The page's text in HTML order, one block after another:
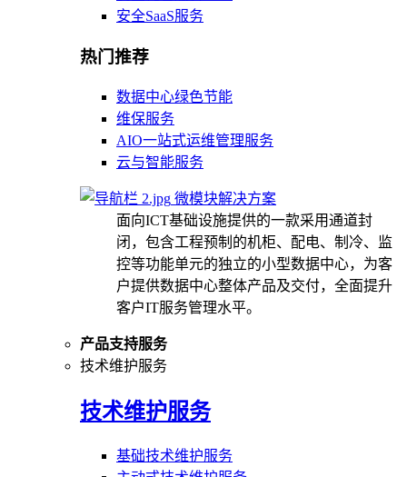
安全SaaS服务
热门推荐
数据中心绿色节能
维保服务
AIO一站式运维管理服务
云与智能服务
微模块解决方案
面向ICT基础设施提供的一款采用通道封
闭，包含工程预制的机柜、配电、制冷、监
控等功能单元的独立的小型数据中心，为客
户提供数据中心整体产品及交付，全面提升
客户IT服务管理水平。
产品支持服务
技术维护服务
技术维护服务
基础技术维护服务